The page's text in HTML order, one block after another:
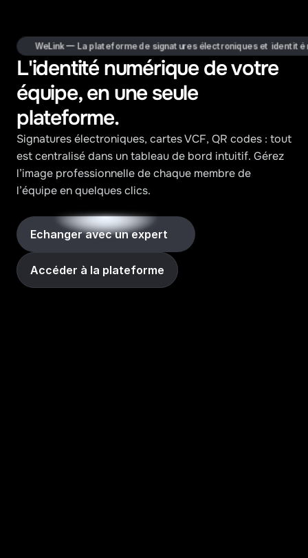
WeLink — La plateforme de signatures électroniques et identité
L'identité numérique de votre
équipe, en une seule
plateforme.
Signatures électroniques, cartes VCF, QR codes : tout
est centralisé dans un tableau de bord intuitif. Gérez
l’image professionnelle de chaque membre de
l’équipe en quelques clics.
Echanger avec un expert
Accéder à la plateforme